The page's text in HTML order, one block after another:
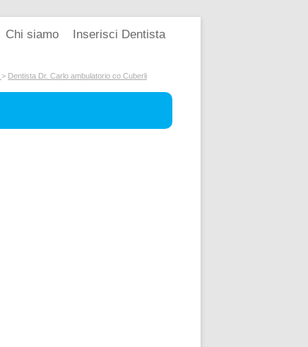
Inserisci Dentista
Chi siamo
> Dentista Dr. Carlo ambulatorio co Cuberli